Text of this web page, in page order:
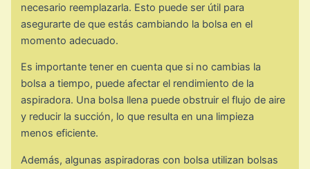
necesario reemplazarla. Esto puede ser útil para
asegurarte de que estás cambiando la bolsa en el
momento adecuado.
Es importante tener en cuenta que si no cambias la
bolsa a tiempo, puede afectar el rendimiento de la
aspiradora. Una bolsa llena puede obstruir el flujo de aire
y reducir la succión, lo que resulta en una limpieza
menos eficiente.
Además, algunas aspiradoras con bolsa utilizan bolsas